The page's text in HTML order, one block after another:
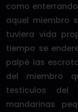
como
aquel miembro
tuviera vida
tiempo se
palpé las
del miembro
testiculos
mandarinas